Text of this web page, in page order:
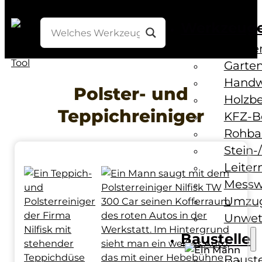
KFZ-
Baustelle
Polster- und
Teppichreiniger